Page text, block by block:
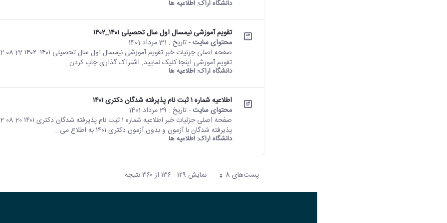
دانشگاه اراک: اطلاعیه ها
تقویم آموزشی نیمسال اول سال تحصیلی ۱۴۰۱_۱۴۰۲
محتوای سایت- تاریخ : 31 مرداد 1401
تقویم آموزشی اینجا کلیک نمایید. اشتراک گذاری چاپ کردن
دانشگاه اراک: اطلاعیه ها
اطلاعیه شماره ۱ ثبت نام پذیرفته شدگان دکتری ۱۴۰۱
محتوای سایت- تاریخ : 29 مرداد 1401
پذیرفته شدگان با آزمون و بدون آزمون دکتری ۱۴۰۱ به اطلاع می...
دانشگاه اراک: اطلاعیه ها
پست‌‌های 8هر صفحه نمایش ۱۲۹ - ۱۳۶ از ۳۶۰ نتیجه